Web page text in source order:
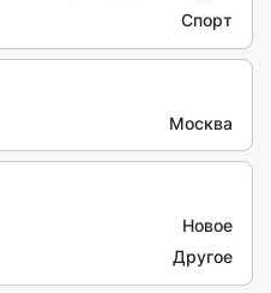
Спорт
Москва
Новое
Другое